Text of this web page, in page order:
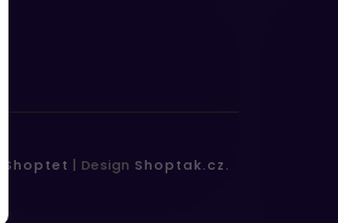
Shoptet | Design Shoptak.cz.